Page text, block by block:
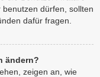
dürfen, sollten
dafür fragen.
ändern?
zeigen an, wie